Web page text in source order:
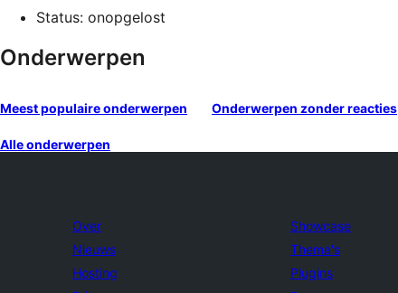
Status: onopgelost
Onderwerpen
Meest populaire onderwerpen Onderwerpen zonder reacties
Alle onderwerpen
Over
Nieuws
Hosting
Showcase
Thema's
Plugins